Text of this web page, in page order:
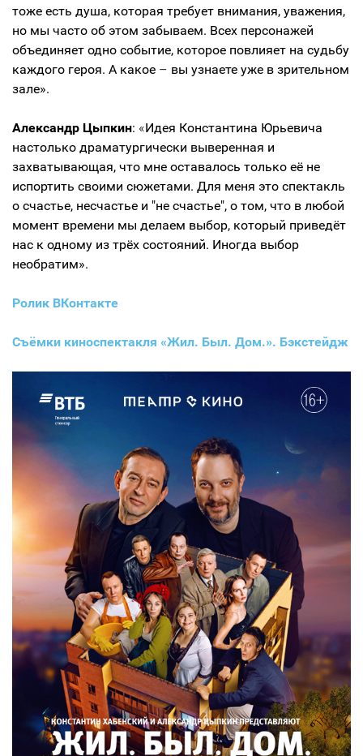
тоже есть душа, которая требует внимания, уважения,
но мы часто об этом забываем. Всех персонажей
объединяет одно событие, которое повлияет на судьбу
каждого героя. А какое – вы узнаете уже в зрительном
зале».
Александр Цыпкин: «Идея Константина Юрьевича
настолько драматургически выверенная и
захватывающая, что мне оставалось только её не
испортить своими сюжетами. Для меня это спектакль
о счастье, несчастье и "не счастье", о том, что в любой
момент времени мы делаем выбор, который приведёт
нас к одному из трёх состояний. Иногда выбор
необратим».
Ролик ВКонтакте
Съёмки киноспектакля «Жил. Был. Дом.». Бэкстейдж